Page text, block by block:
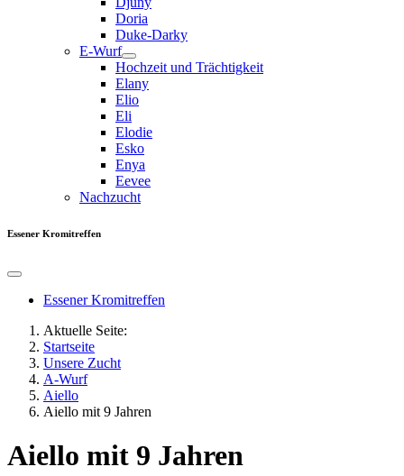
Doria
Duke-Darky
E-Wurf
Hochzeit und Trächtigkeit
Elany
Elio
Eli
Elodie
Esko
Enya
Eevee
Nachzucht
Essener Kromitreffen
Essener Kromitreffen
Aktuelle Seite:
Startseite
Unsere Zucht
A-Wurf
Aiello
Aiello mit 9 Jahren
Aiello mit 9 Jahren